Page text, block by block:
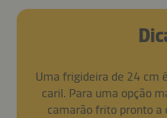
Uma frigideira de 24 cm
caril. Para uma opção
camarão frito pronto a